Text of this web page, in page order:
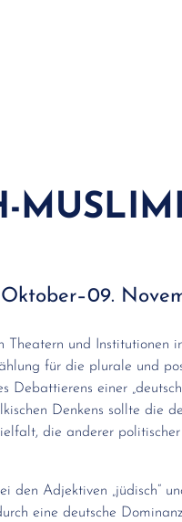
Theatern und Institutionen
für die plurale und
Debattierens einer
Denkens sollte die
die anderer
Adjektiven „jüdisch“
eine deutsche